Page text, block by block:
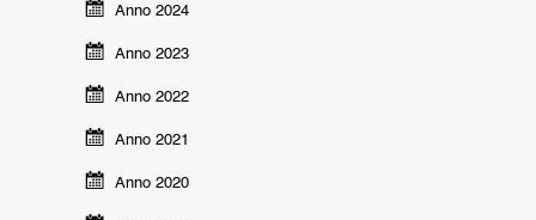
Anno 2024
Anno 2023
Anno 2022
Anno 2021
Anno 2020